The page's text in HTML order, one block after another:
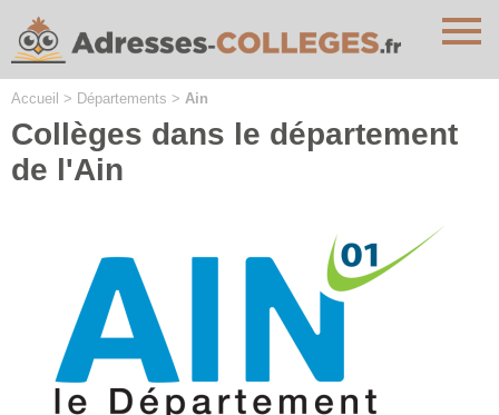
Accueil > Départements > Ain
Collèges dans le département
de l'Ain